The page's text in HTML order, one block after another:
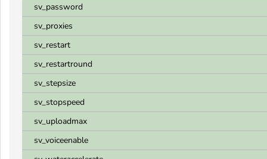
sv_password
sv_proxies
sv_restart
sv_restartround
sv_stepsize
sv_stopspeed
sv_uploadmax
sv_voiceenable